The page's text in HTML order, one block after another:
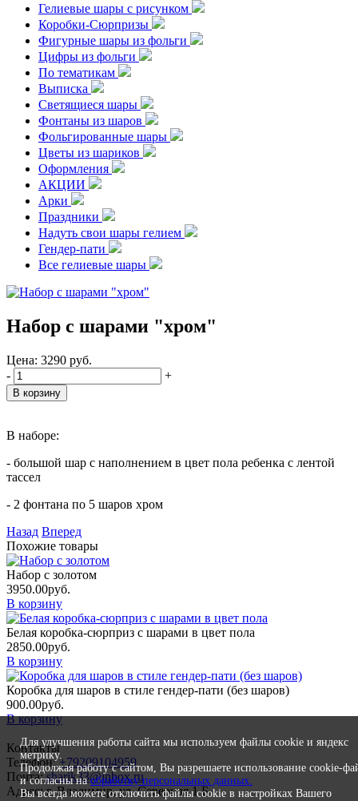
Гелиевые шары с рисунком
Коробки-Сюрпризы
Фигурные шары из фольги
Цифры из фольги
По тематикам
Выписка
Светящиеся шары
Фонтаны из шаров
Фольгированные шары
Цветы из шариков
Оформления
АКЦИИ
Арки
Праздники
Надуть свои шары гелием
Гендер-пати
Все гелиевые шары
Набор с шарами "хром"
Цена: 3290 руб.
-
+
В наборе:
- большой шар с наполнением в цвет пола ребенка с лентой
тассел
- 2 фонтана по 5 шаров хром
Назад Вперед
Похожие товары
Набор с золотом
3950.00руб.
В корзину
Белая коробка-сюрприз с шарами в цвет пола
2850.00руб.
В корзину
Коробка для шаров в стиле гендер-пати (без шаров)
900.00руб.
В корзину
Контакты
Телефон:+79209104959
Почта:sharik33@inbox.ru
Адрес: г. Владимир, ул. Северная 1 Б
Для улучшения работы сайта мы используем файлы cookie и яндекс
метрику.
Продолжая работу с сайтом, Вы разрешаете использование cookie-
и согласны наобработку персональных данных.
Вы всегда можете отключить файлы cookie в настройках Вашего